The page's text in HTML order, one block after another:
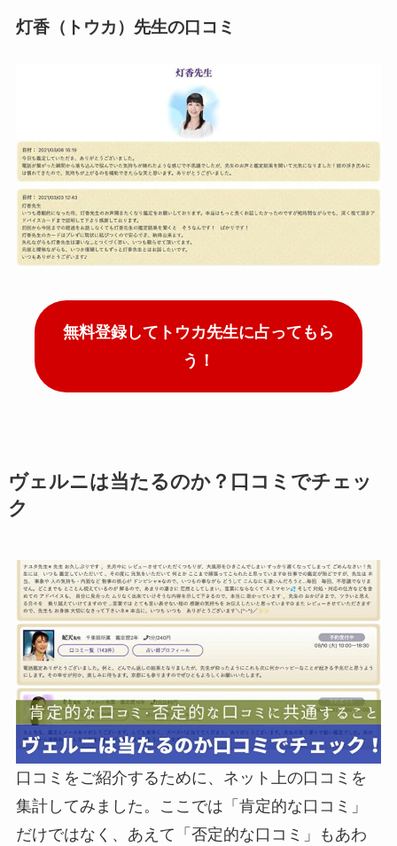
灯香（トウカ）先生の口コミ
無料登録してトウカ先生に占ってもら
う！
ヴェルニは当たるのか？口コミでチェッ
ク
口コミをご紹介するために、ネット上の口コミを
集計してみました。ここでは「肯定的な口コミ」
だけではなく、あえて「否定的な口コミ」もあわ